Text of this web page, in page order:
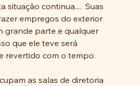
situação continua....  Suas
empregos do exterior
grande parte e qualquer
que ele teve será
revertido com o tempo.